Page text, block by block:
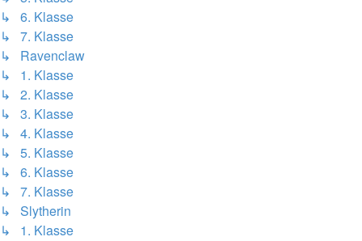
↳ 6. Klasse
↳ 7. Klasse
↳ Ravenclaw
↳ 1. Klasse
↳ 2. Klasse
↳ 3. Klasse
↳ 4. Klasse
↳ 5. Klasse
↳ 6. Klasse
↳ 7. Klasse
↳ Slytherin
↳ 1. Klasse